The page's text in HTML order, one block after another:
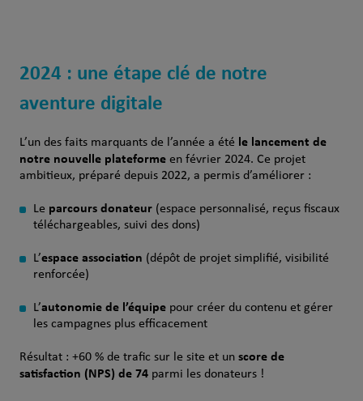
2024 : une étape clé de notre
aventure digitale
L’un des faits marquants de l’année a été le lancement de
notre nouvelle plateformeen février 2024. Ce projet
ambitieux, préparé depuis 2022, a permis d’améliorer :
Le parcours donateur(espace personnalisé, reçus fiscaux
téléchargeables, suivi des dons)
L’espace association (dépôt de projet simplifié, visibilité
renforcée)
L’autonomie de l’équipepour créer du contenu et gérer
les campagnes plus efficacement
Résultat : +60 % de trafic sur le site et un score de
satisfaction (NPS) de 74parmi les donateurs !